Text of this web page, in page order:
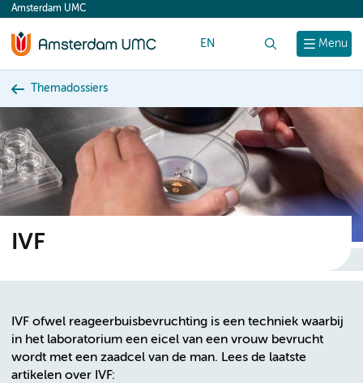
content
Menu
Amsterdam UMC
EN
Themadossiers
IVF
IVF ofwel reageerbuisbevruchting is een techniek waarbij
in het laboratorium een eicel van een vrouw bevrucht
wordt met een zaadcel van de man. Lees de laatste
artikelen over IVF: